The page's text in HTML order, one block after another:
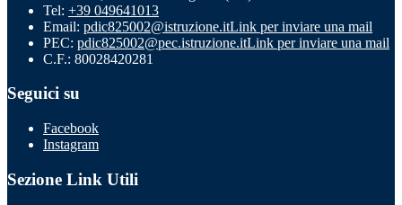
Tel: +39 049641013
Email: pdic825002@istruzione.itLink per inviare una mail
PEC: pdic825002@pec.istruzione.itLink per inviare una mail
C.F.: 80028420281
Seguici su
Facebook
Instagram
Sezione Link Utili